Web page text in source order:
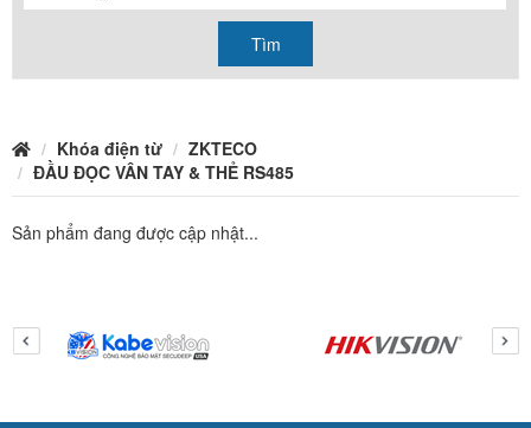
Tìm
Khóa điện từ
ZKTECO
ĐẦU ĐỌC VÂN TAY & THẺ RS485
Sản phẩm đang được cập nhật...